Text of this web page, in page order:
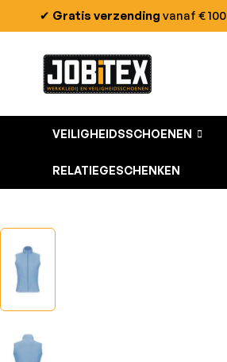
✔ Gratis verzending vanaf € 100
VEILIGHEIDSSCHOENEN
RELATIEGESCHENKEN